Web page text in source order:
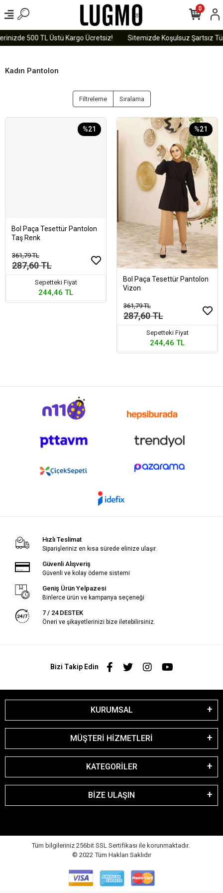
500 TL Üstü Kargo Ücretsiz! Sitemizde Koşulsuz Şartsız
0
Kadın Pantolon
Filtreleme Sıralama
%21
Bol Paça Tesettür Pantolon
Taş Renk
361,79 TL
287,60 TL
Sepetteki Fiyat
244,46 TL
%21
Bol Paça Tesettür Pantolon
Vizon
361,79 TL
287,60 TL
Sepetteki Fiyat
244,46 TL
Hızlı Teslimat
Siparişleriniz en kısa sürede elinize ulaşır.
Güvenli Alışveriş
Güvenli ve kolay ödeme sistemi
Geniş Ürün Yelpazesi
Binlerce ürün ve kampanya seçeneği
7 / 24 DESTEK
Öneri ve şikayetlerinizi bize iletebilirsiniz.
Bizi Takip Edin
KURUMSAL
MÜŞTERİ HİZMETLERİ
KATEGORİLER
BİZE ULAŞIN
Tüm bilgileriniz 256bit SSL Sertifikası ile korunmaktadır.
© 2022 Tüm Hakları Saklıdır